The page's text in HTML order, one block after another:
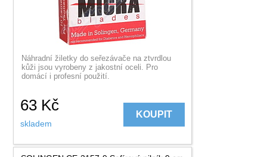
Náhradní žiletky do seřezávače na ztvrdlou
kůži jsou vyrobeny z jakostní oceli. Pro
domácí i profesní použití.
63 Kč
skladem
KOUPIT